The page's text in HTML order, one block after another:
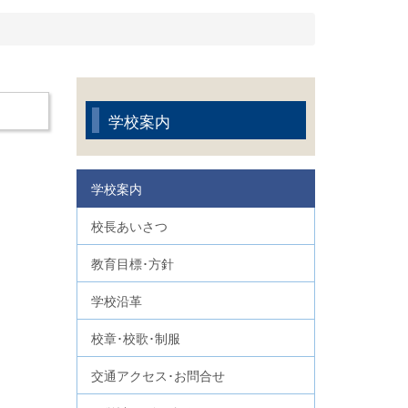
学校案内
学校案内
校長あいさつ
教育目標･方針
学校沿革
校章･校歌･制服
交通アクセス･お問合せ